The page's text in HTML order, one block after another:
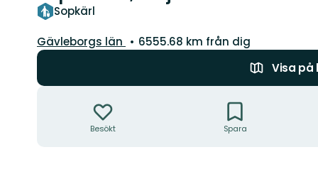
Sopkärl
Län:
Gävleborgs län
6555.68 km från dig
Visa på
Besökt Spara